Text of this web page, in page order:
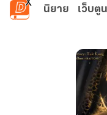
ข้ามไปยังเนื้อหาหลัก
นิยาย เว็บตูน